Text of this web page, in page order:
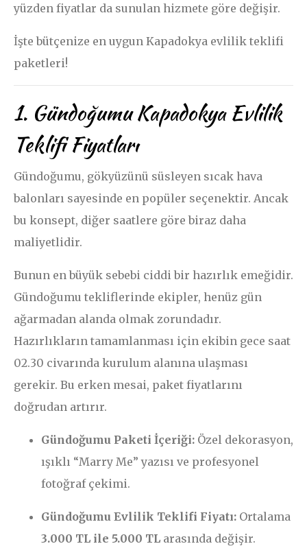
yüzden fiyatlar da sunulan hizmete göre değişir.
İşte bütçenize en uygun Kapadokya evlilik teklifi
paketleri!
1. Gündoğumu Kapadokya Evlilik
Teklifi Fiyatları
Gündoğumu, gökyüzünü süsleyen sıcak hava
balonları sayesinde en popüler seçenektir. Ancak
bu konsept, diğer saatlere göre biraz daha
maliyetlidir.
Bunun en büyük sebebi ciddi bir hazırlık emeğidir.
Gündoğumu tekliflerinde ekipler, henüz gün
ağarmadan alanda olmak zorundadır.
Hazırlıkların tamamlanması için ekibin gece saat
02.30 civarında kurulum alanına ulaşması
gerekir. Bu erken mesai, paket fiyatlarını
doğrudan artırır.
Gündoğumu Paketi İçeriği: Özel dekorasyon,
ışıklı “Marry Me” yazısı ve profesyonel
fotoğraf çekimi.
Gündoğumu Evlilik Teklifi Fiyatı: Ortalama
3.000 TL ile 5.000 TL arasında değişir.